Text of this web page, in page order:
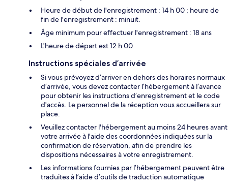
Heure de début de l'enregistrement : 14 h 00 ; heure de
fin de l'enregistrement : minuit.
Âge minimum pour effectuer l'enregistrement : 18 ans
L'heure de départ est 12 h 00
Instructions spéciales d’arrivée
Si vous prévoyez d’arriver en dehors des horaires normaux
d’arrivée, vous devez contacter l’hébergement à l’avance
pour obtenir les instructions d’enregistrement et le code
d'accès. Le personnel de la réception vous accueillera sur
place.
Veuillez contacter l'hébergement au moins 24 heures avant
votre arrivée à l'aide des coordonnées indiquées sur la
confirmation de réservation, afin de prendre les
dispositions nécessaires à votre enregistrement.
Les informations fournies par l’hébergement peuvent être
traduites à l’aide d’outils de traduction automatique